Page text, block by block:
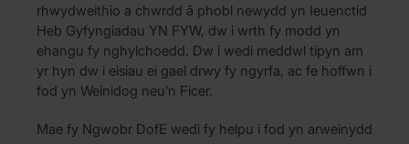
rhwydweithio a chwrdd â phobl newydd yn Ieuenctid
Heb Gyfyngiadau YN FYW, dw i wrth fy modd yn
ehangu fy nghylchoedd. Dw i wedi meddwl tipyn am
yr hyn dw i eisiau ei gael drwy fy ngyrfa, ac fe hoffwn i
fod yn Weinidog neu’n Ficer.
Mae fy Ngwobr DofE wedi fy helpu i fod yn arweinydd